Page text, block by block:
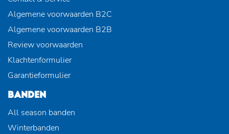
Algemene voorwaarden B2C
Algemene voorwaarden B2B
Review voorwaarden
Klachtenformulier
Garantieformulier
BANDEN
All season banden
Winterbanden